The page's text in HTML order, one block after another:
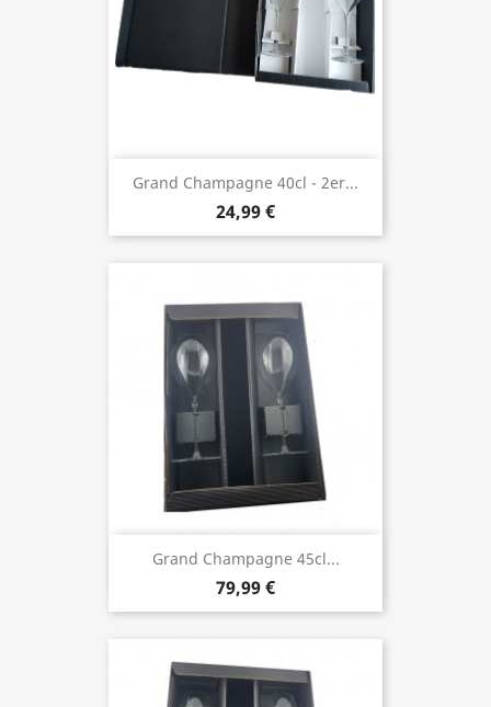
Grand Champagne 40cl - 2er...
24,99 €
Grand Champagne 45cl...
79,99 €